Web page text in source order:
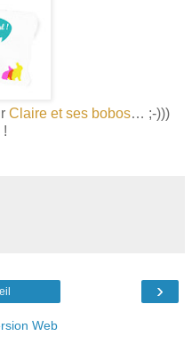
Claire et ses bobos… ;-)))
!
›
Web